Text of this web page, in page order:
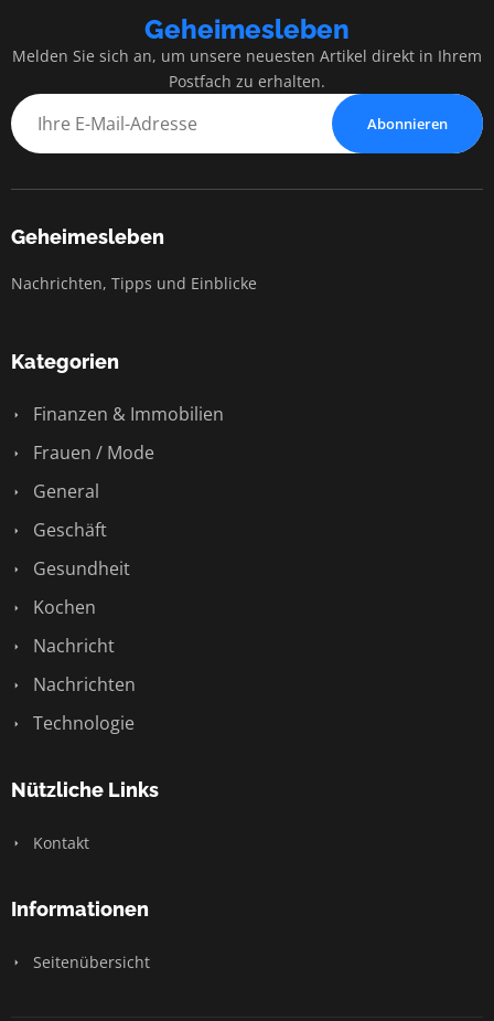
Geheimesleben
Melden Sie sich an, um unsere neuesten Artikel direkt in Ihrem
Postfach zu erhalten.
Abonnieren
Geheimesleben
Nachrichten, Tipps und Einblicke
Kategorien
Finanzen & Immobilien
Frauen / Mode
General
Geschäft
Gesundheit
Kochen
Nachricht
Nachrichten
Technologie
Nützliche Links
Kontakt
Informationen
Seitenübersicht